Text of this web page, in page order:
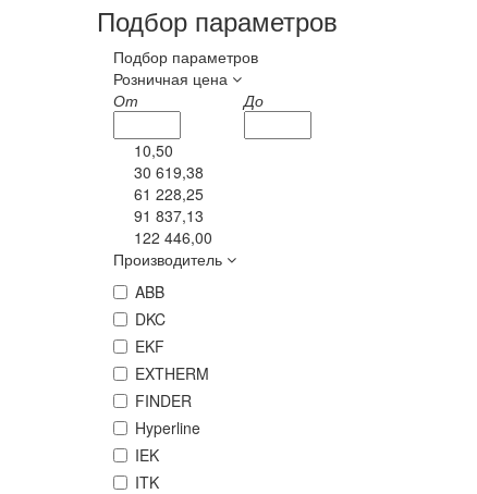
Подбор параметров
Подбор параметров
Розничная цена
От
До
10,50
30 619,38
61 228,25
91 837,13
122 446,00
Производитель
ABB
DKC
EKF
EXTHERM
FINDER
Hyperline
IEK
ITK